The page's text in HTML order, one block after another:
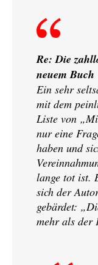
Re: Die
neuem Buch
Ein sehr
mit dem
Liste von
nur eine
haben und
lange tot ist.
sich der
gebärdet:
mehr als der